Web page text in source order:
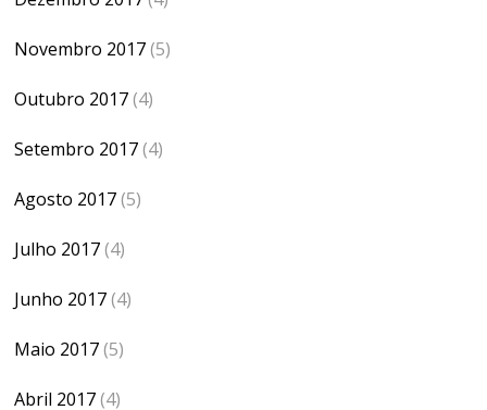
Novembro 2017(5)
Outubro 2017(4)
Setembro 2017(4)
Agosto 2017(5)
Julho 2017(4)
Junho 2017(4)
Maio 2017(5)
Abril 2017(4)